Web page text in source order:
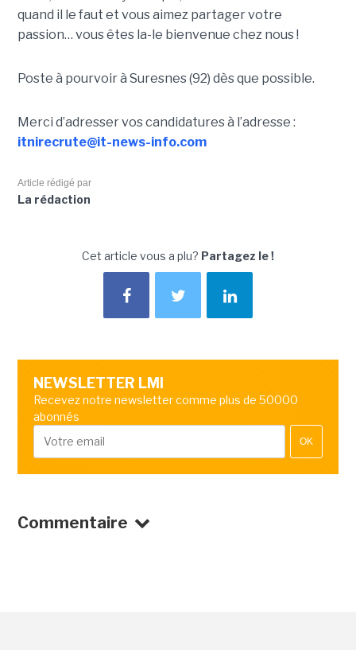
quand il le faut et vous aimez partager votre
passion… vous êtes la-le bienvenue chez nous !
Poste à pourvoir à Suresnes (92) dès que possible.
Merci d’adresser vos candidatures à l’adresse :
itnirecrute@it-news-info.com
Article rédigé par
La rédaction
Cet article vous a plu? Partagez le !
NEWSLETTER LMI
Recevez notre newsletter comme plus de 50000
abonnés
OK
Commentaire